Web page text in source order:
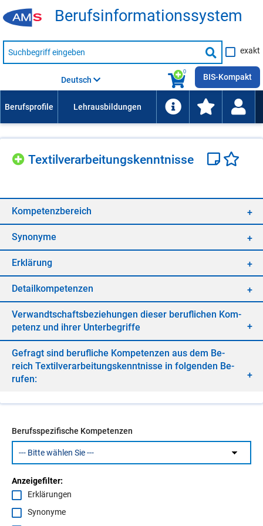
Be­rufs­in­for­ma­ti­ons­sys­tem
Suche
nach
Suche
starten
exakt
0
Deutsch BIS-Kompakt
Tex­til­ver­ar­bei­tungs­kennt­nis­se
Kom­pe­tenz­be­reich
Syn­ony­me
Er­klä­rung
De­tail­kom­pe­ten­zen
Ver­wandt­schafts­be­zie­hun­gen die­ser be­ruf­li­chen Kom­
pe­tenz und ih­rer Un­ter­be­grif­fe
Ge­fragt sind be­ruf­li­che Kom­pe­ten­zen aus dem Be­
reich Tex­til­ver­ar­bei­tungs­kennt­nis­se in fol­gen­den Be­
ru­fen:
Berufsspezifische Kompetenzen
Anzeigefilter:
Erklärungen
Synonyme